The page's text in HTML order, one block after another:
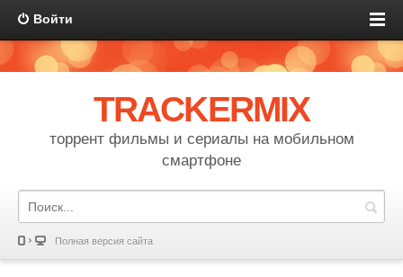
Войти
TRACKERMIX
торрент фильмы и сериалы на мобильном
смартфоне
Полная версия сайта